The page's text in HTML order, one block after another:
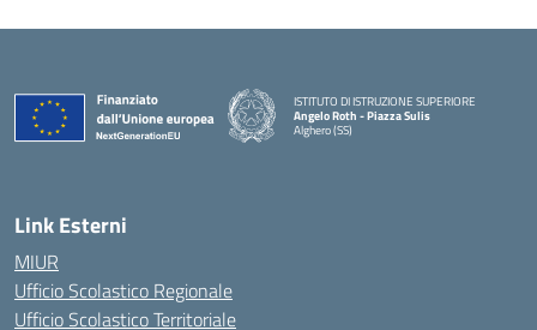
ISTITUTO DI ISTRUZIONE SUPERIORE
Angelo Roth - Piazza Sulis
Alghero (SS)
— Visita la pagina iniziale della scuola
Link Esterni
MIUR
Ufficio Scolastico Regionale
Ufficio Scolastico Territoriale